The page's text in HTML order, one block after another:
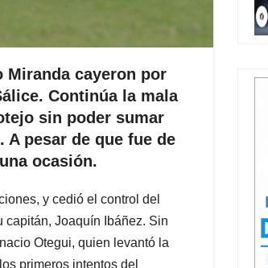
Miranda cayeron por
Continúa la mala
sin poder sumar
pesar de que fue de
ocasión.
y cedió el control del
capitán, Joaquín Ibáñez. Sin
Otegui, quien levantó la
primeros intentos del